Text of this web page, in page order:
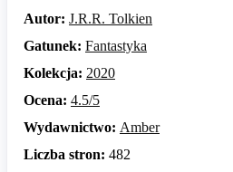
Autor: J.R.R. Tolkien
Gatunek: Fantastyka
Kolekcja: 2020
Ocena: 4.5/5
Wydawnictwo: Amber
Liczba stron: 482